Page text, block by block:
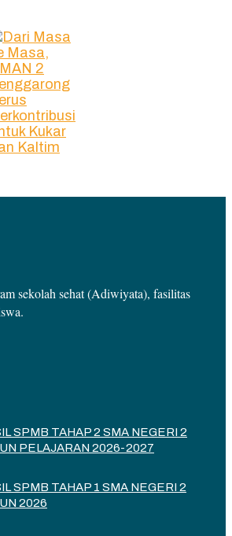
sekolah sehat (Adiwiyata), fasilitas
SPMB TAHAP 2 SMA NEGERI 2
PELAJARAN 2026-2027
SPMB TAHAP 1 SMA NEGERI 2
2026